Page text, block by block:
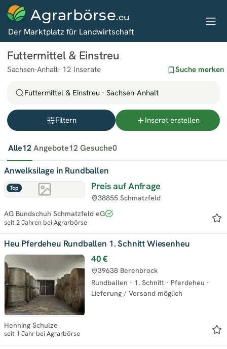
Agrarbörse.eu
Der Marktplatz für Landwirtschaft
Futtermittel & Einstreu
Sachsen-Anhalt 12 Inserate Suche merken
Futtermittel & Einstreu · Sachsen-Anhalt
Filtern Inserat erstellen
Alle12Angebote12Gesuche0
Top
Anwelksilage in Rundballen
Preis auf Anfrage
38855 Schmatzfeld
AG Bundschuh Schmatzfeld eG
seit 2 Jahren bei Agrarbörse
Heu Pferdeheu Rundballen 1. Schnitt Wiesenheu
40 €
Rundballen · 1. Schnitt · Pferdeheu ·
Lieferung / Versand möglich
39638 Berenbrock
Henning Schulze
seit 1 Jahr bei Agrarbörse